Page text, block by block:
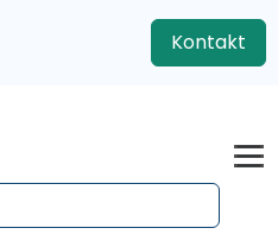
Kontakt